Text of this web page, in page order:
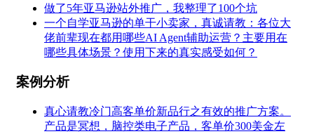
做了5年亚马逊站外推广，我整理了100个坑
一个自学亚马逊的单干小卖家，真诚请教：各位大
佬前辈现在都用哪些AI Agent辅助运营？主要用在
哪些具体场景？使用下来的真实感受如何？
案例分析
真心请教冷门高客单价新品行之有效的推广方案。
产品是冥想，脑控类电子产品，客单价300美金左